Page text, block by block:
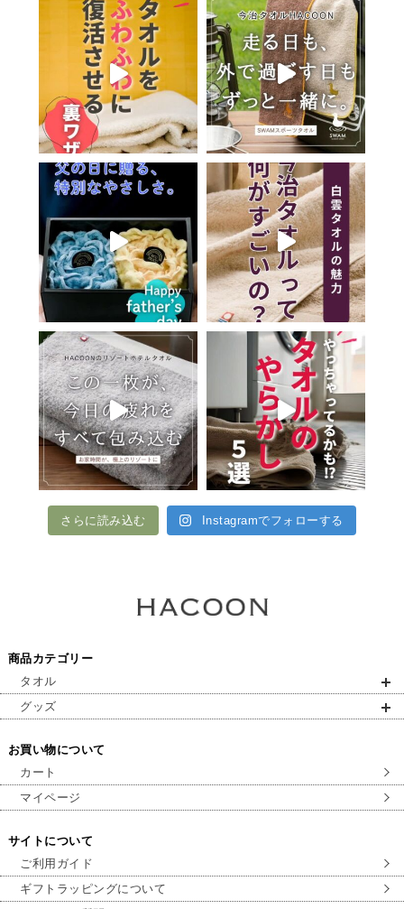
さらに読み込む Instagramでフォローする
商品カテゴリー
タオル
グッズ
お買い物について
カート
マイページ
サイトについて
ご利用ガイド
ギフトラッピングについて